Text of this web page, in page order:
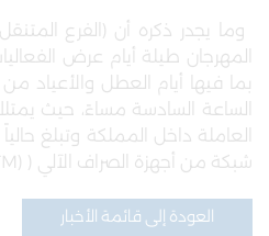
وما يجدر ذكره أن (الفرع
المهرجان طيلة أيام عرض
بما فيها أيام العطل والأعياد
الساعة السادسة مساءً، حيث
شبكة من أجهزة الصراف الآلي (
العودة إلى قائمة الأخبار